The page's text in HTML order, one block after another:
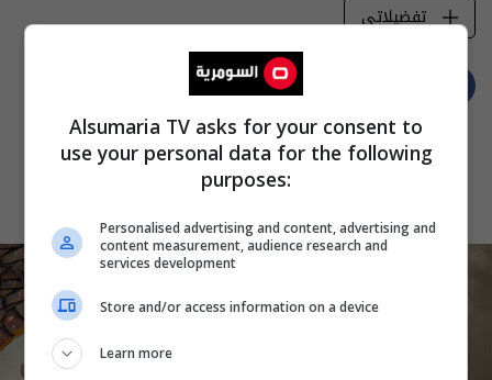
تفضيلاتي
Alsumaria TV asks for your consent to
use your personal data for the following
purposes:
Personalised advertising and content, advertising and
content measurement, audience research and
services development
Store and/or access information on a device
Learn more